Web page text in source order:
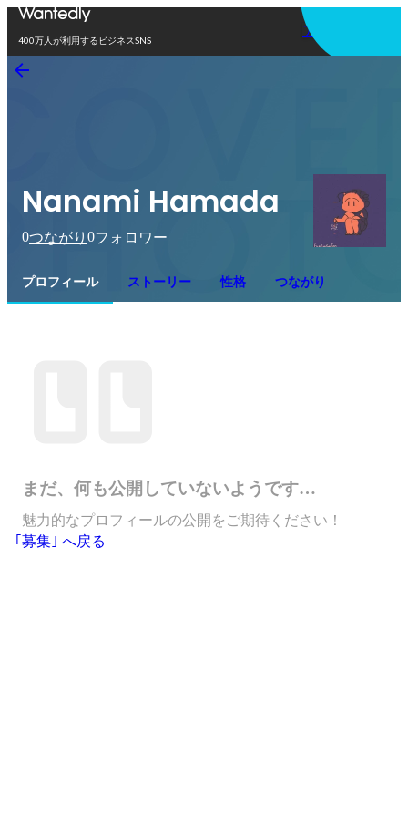
400万人が利用するビジネスSNS
アプリを使う
Nanami Hamada
0つながり 0フォロワー
プロフィール ストーリー 性格 つながり
まだ、何も公開していないようです…
魅力的なプロフィールの公開をご期待ください！
｢募集｣ へ戻る